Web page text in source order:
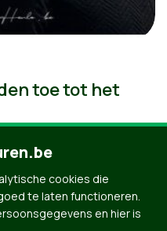
toe tot het
cookies die
te laten functioneren.
en hier is